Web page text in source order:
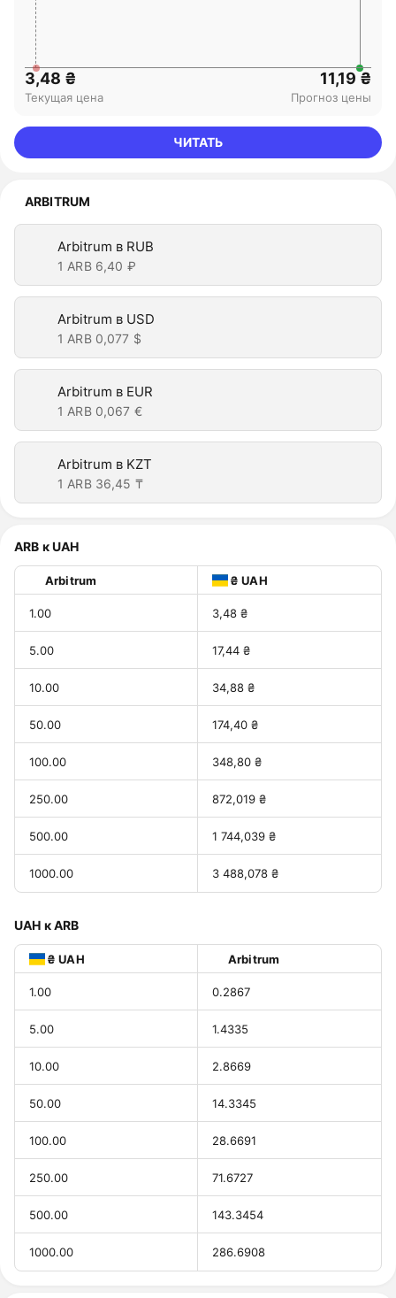
3,48 ₴
Текущая цена
11,19 ₴
Прогноз цены
ЧИТАТЬ
ARBITRUM
Arbitrum в RUB
1 ARB 6,40 ₽
Arbitrum в USD
1 ARB 0,077 $
Arbitrum в EUR
1 ARB 0,067 €
Arbitrum в KZT
1 ARB 36,45 ₸
ARB к UAH
Arbitrum ₴ UAH
1.00 3,48 ₴
5.00 17,44 ₴
10.00 34,88 ₴
50.00 174,40 ₴
100.00 348,80 ₴
250.00 872,019 ₴
500.00 1 744,039 ₴
1000.00 3 488,078 ₴
UAH к ARB
₴ UAH Arbitrum
1.00 0.2867
5.00 1.4335
10.00 2.8669
50.00 14.3345
100.00 28.6691
250.00 71.6727
500.00 143.3454
1000.00 286.6908